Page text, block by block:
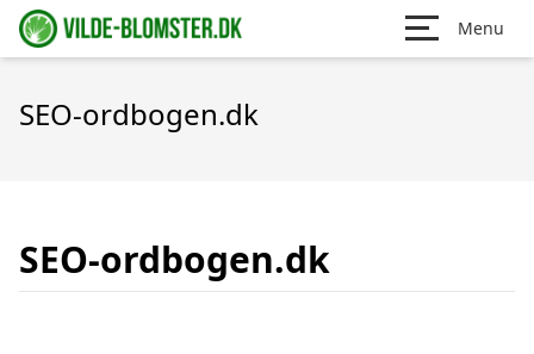
Menu
SEO-ordbogen.dk
SEO-ordbogen.dk